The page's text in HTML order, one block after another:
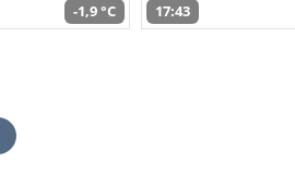
-1,9 °C 17:43